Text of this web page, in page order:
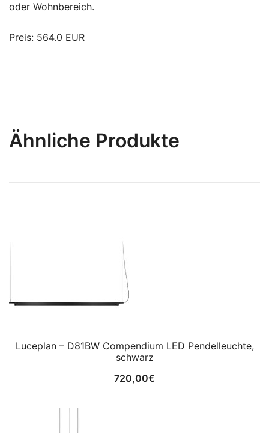
oder Wohnbereich.
Preis: 564.0 EUR
Ähnliche Produkte
Luceplan – D81BW Compendium LED Pendelleuchte,
schwarz
720,00€